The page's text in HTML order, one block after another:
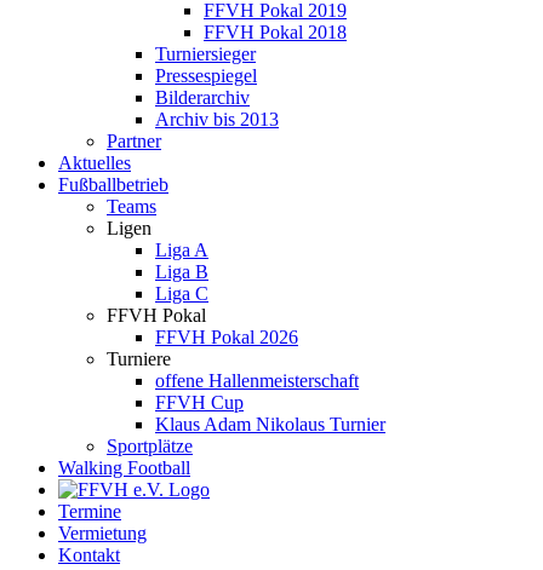
FFVH Pokal 2019
FFVH Pokal 2018
Turniersieger
Pressespiegel
Bilderarchiv
Archiv bis 2013
Partner
Aktuelles
Fußballbetrieb
Teams
Ligen
Liga A
Liga B
Liga C
FFVH Pokal
FFVH Pokal 2026
Turniere
offene Hallenmeisterschaft
FFVH Cup
Klaus Adam Nikolaus Turnier
Sportplätze
Walking Football
Termine
Vermietung
Kontakt